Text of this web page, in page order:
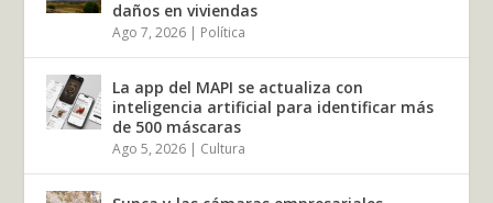
daños en viviendas
Ago 7, 2026 | Política
La app del MAPI se actualiza con
inteligencia artificial para identificar más
de 500 máscaras
Ago 5, 2026 | Cultura